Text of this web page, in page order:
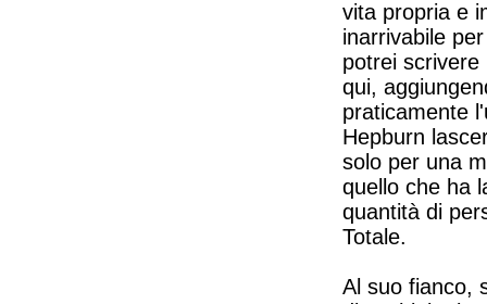
vita propria e
inarrivabile
potrei scrivere
qui,
praticamente
Hepburn
solo per una
quello che ha
quantità di
Totale.
Al suo fianco,